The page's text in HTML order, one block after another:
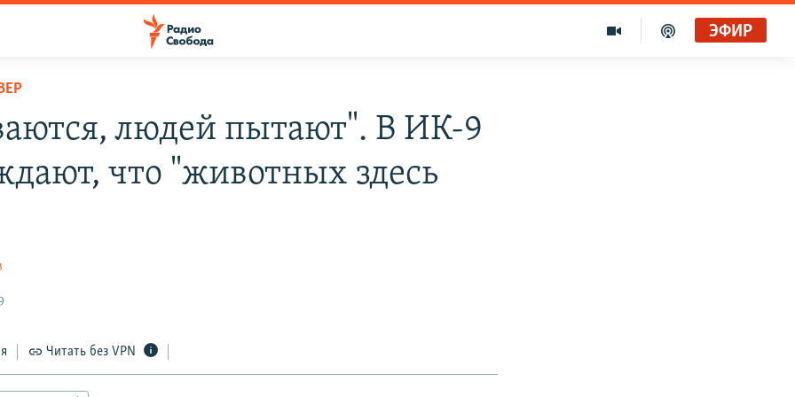
ЭФИР
людей пытают". В ИК-9
что "животных здесь
Читать без VPN